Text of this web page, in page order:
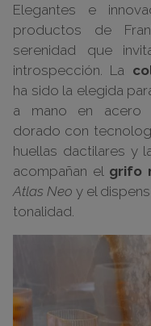
Elegantes e
productos de
serenidad que
introspección. La
ha sido la elegida
a mano en acero
dorado con
huellas dactilares y
acompañan el grifo
Atlas Neo y el
tonalidad.